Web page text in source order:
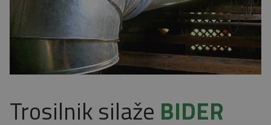
Trosilnik silaže BIDER